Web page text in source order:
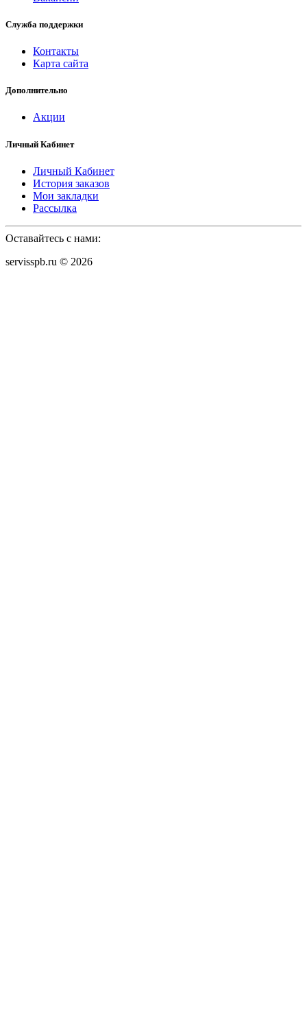
Служба поддержки
Контакты
Карта сайта
Дополнительно
Акции
Личный Кабинет
Личный Кабинет
История заказов
Мои закладки
Рассылка
Оставайтесь с нами:
servisspb.ru © 2026